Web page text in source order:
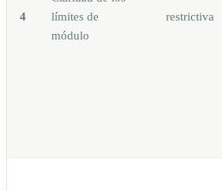
4
límites de
módulo
restrictiva